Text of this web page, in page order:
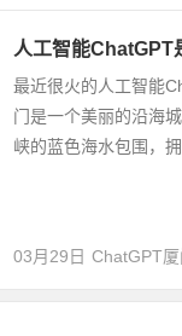
人工智能ChatGPT
最近很火的人工智能
门是一个美丽的沿海
峡的蓝色海水包围，
03月29日 ChatGPT厦